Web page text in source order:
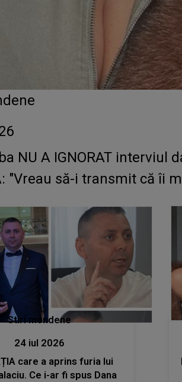
NU A IGNORAT interviul
"Vreau să-i transmit că îi
Stiri mondene
24 iul 2026
care a aprins furia lui
Ce i-ar fi spus Dana